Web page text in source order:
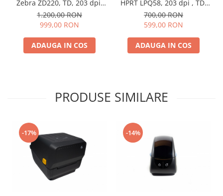
Zebra ZD220, TD, 203 dpi,
USB
1.200,00 RON
999,00 RON
ADAUGA IN COS
HPRT LPQ58, 203 dpi , TD,
USB, RS232
700,00 RON
599,00 RON
ADAUGA IN COS
PRODUSE SIMILARE
-17% -14%